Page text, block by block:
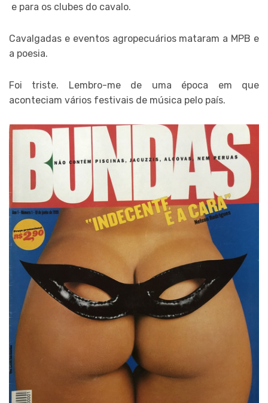
e para os clubes do cavalo.
Cavalgadas e eventos agropecuários mataram a MPB e
a poesia.
Foi triste. Lembro-me de uma época em que
aconteciam vários festivais de música pelo país.